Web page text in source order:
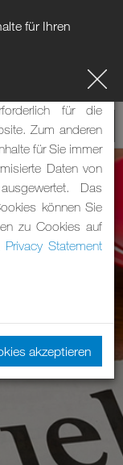
für Ihren
haben zwei
für die
Zum anderen
für Sie immer
Daten von
Das
können Sie
zu Cookies auf
Privacy Statement
akzeptieren